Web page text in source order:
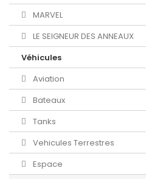
MARVEL
LE SEIGNEUR DES ANNEAUX
Véhicules
Aviation
Bateaux
Tanks
Vehicules Terrestres
Espace